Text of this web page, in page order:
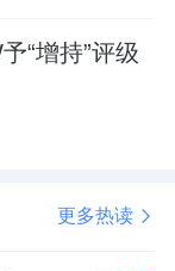
“增持”评级
更多热读